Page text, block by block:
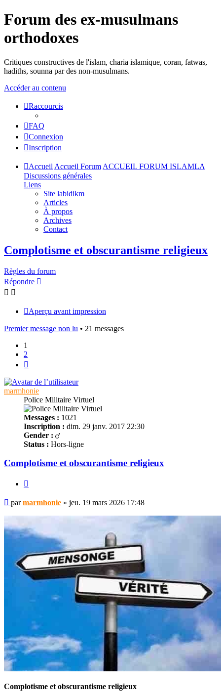
Forum des ex-musulmans
orthodoxes
Critiques constructives de l'islam, charia islamique, coran, fatwas,
hadiths, sounna par des non-musulmans.
Accéder au contenu
Raccourcis
FAQ
Connexion
Inscription
Accueil Accueil Forum ACCUEIL FORUM ISLAMLA
Discussions générales
Liens
Site labidikm
Articles
À propos
Archives
Contact
Complotisme et obscurantisme religieux
Règles du forum
Répondre
Aperçu avant impression
Premier message non lu • 21 messages
1
2
marmhonie
Police Militaire Virtuel
Messages : 1021
Inscription : dim. 29 janv. 2017 22:30
Gender :
Status : Hors-ligne
Complotisme et obscurantisme religieux
Message
non
lu
parmarmhonie » jeu. 19 mars 2026 17:48
Complotisme et obscurantisme religieux